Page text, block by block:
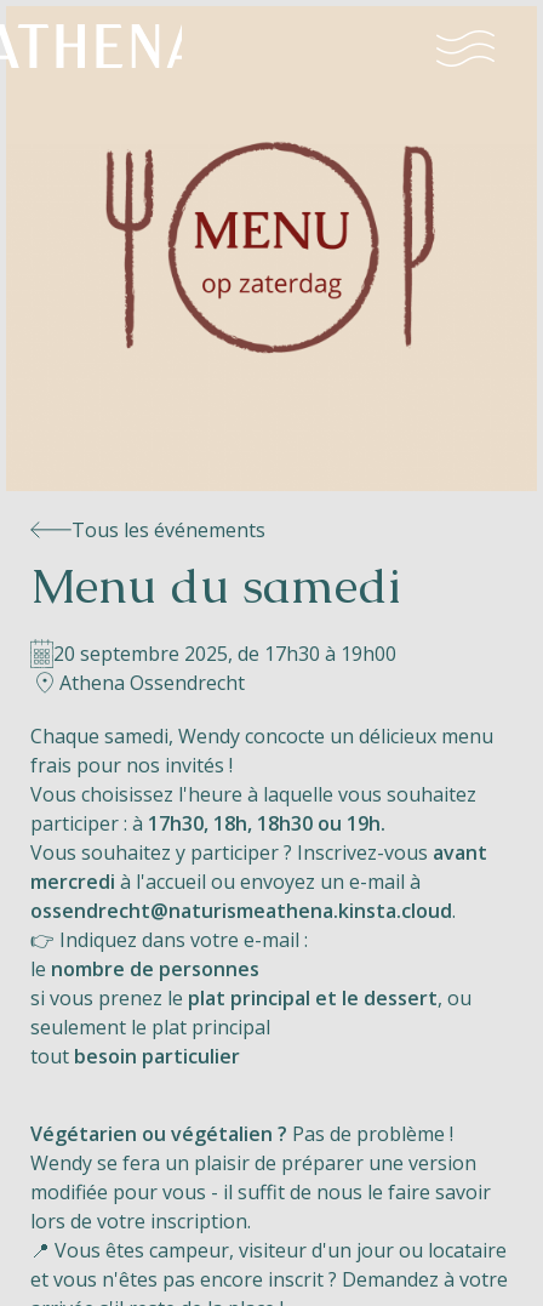
Naturisme
Communauté
Calendrier
Le Perron
Helios
Contact
FR NL EN
Apple App Store
Android Play Store
Tous les événements
Menu du samedi
20 septembre 2025, de 17h30 à 19h00
Athena Ossendrecht
Chaque samedi, Wendy concocte un délicieux menu
frais pour nos invités !
Vous choisissez l'heure à laquelle vous souhaitez
participer : à 17h30, 18h, 18h30 ou 19h.
Vous souhaitez y participer ? Inscrivez-vous avant
mercredi à l'accueil ou envoyez un e-mail à
ossendrecht@naturismeathena.kinsta.cloud.
👉 Indiquez dans votre e-mail :
le nombre de personnes
si vous prenez le plat principal et le dessert, ou
seulement le plat principal
tout besoin particulier
Végétarien ou végétalien ? Pas de problème !
Wendy se fera un plaisir de préparer une version
modifiée pour vous - il suffit de nous le faire savoir
lors de votre inscription.
📍 Vous êtes campeur, visiteur d'un jour ou locataire
et vous n'êtes pas encore inscrit ? Demandez à votre